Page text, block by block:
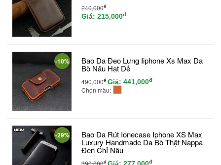
240,000đ
Giá: 215,000đ
-10% Bao Da Đeo Lưng Iiphone Xs Max Da
Bò Nâu Hạt Dẻ
490,000đ Giá: 441,000đ
Chọn màu:
-29% Bao Da Rút Ionecase Iphone XS Max
Luxury Handmade Da Bò Thật Nappa
Đen Chỉ Nâu
390,000đ đ